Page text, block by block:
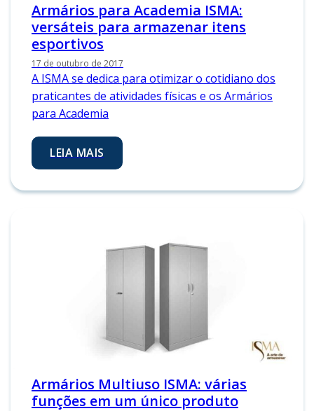
Armários para Academia ISMA:
versáteis para armazenar itens
esportivos
17 de outubro de 2017
A ISMA se dedica para otimizar o cotidiano dos
praticantes de atividades físicas e os Armários
para Academia
LEIA MAIS
Armários Multiuso ISMA: várias
funções em um único produto